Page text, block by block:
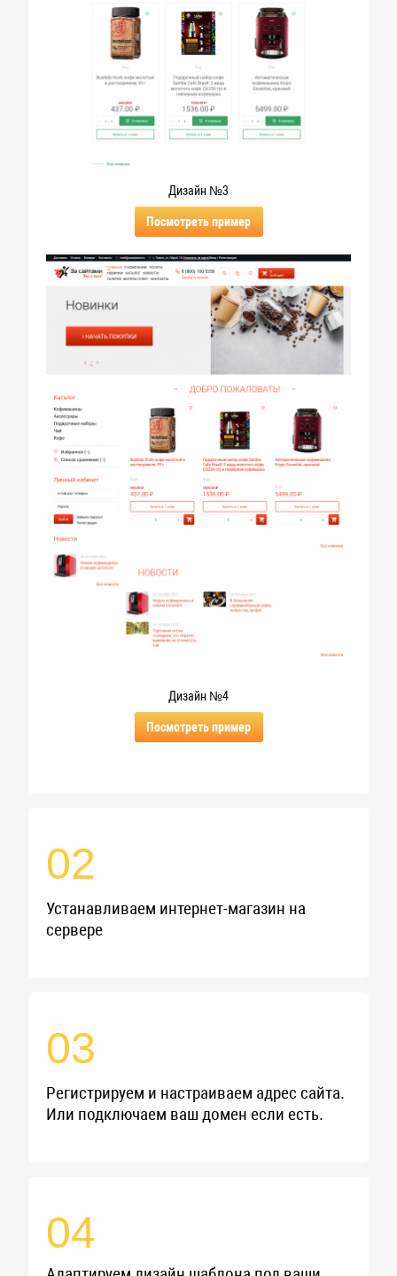
Дизайн №3
Посмотреть пример
Дизайн №4
Посмотреть пример
02
Устанавливаем интернет-магазин на
сервере
03
Регистрируем и настраиваем адрес сайта.
Или подключаем ваш домен если есть.
04